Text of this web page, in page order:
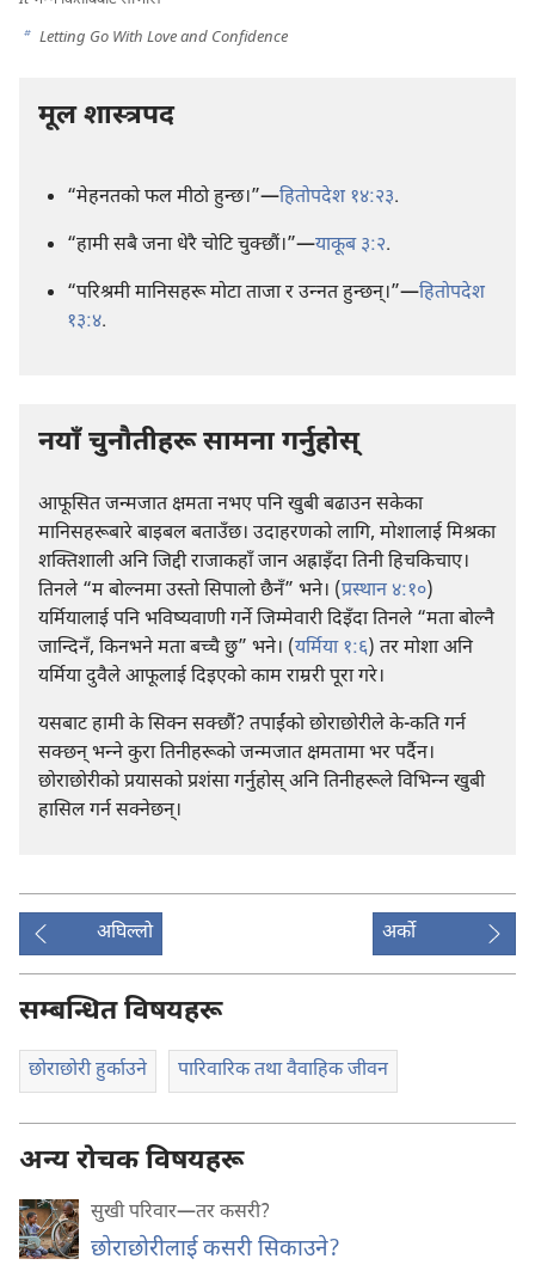
b Letting Go With Love and Confidence
मूल शास्त्रपद
“मेहनतको फल मीठो हुन्छ।”—हितोपदेश १४:२३.
“हामी सबै जना धेरै चोटि चुक्छौं।”—याकूब ३:२.
“परिश्रमी मानिसहरू मोटा ताजा र उन्‍नत हुन्छन्‌।”—हितोपदेश
१३:४.
नयाँ चुनौतीहरू सामना गर्नुहोस्‌
आफूसित जन्मजात क्षमता नभए पनि खुबी बढाउन सकेका
मानिसहरूबारे बाइबल बताउँछ। उदाहरणको लागि, मोशालाई मिश्रका
शक्‍तिशाली अनि जिद्दी राजाकहाँ जान अह्राइँदा तिनी हिचकिचाए।
तिनले “म बोल्नमा उस्तो सिपालो छैनँ” भने। (प्रस्थान ४:१०)
यर्मियालाई पनि भविष्यवाणी गर्ने जिम्मेवारी दिइँदा तिनले “मता बोल्नै
जान्दिनँ, किनभने मता बच्चै छु” भने। (यर्मिया १:६) तर मोशा अनि
यर्मिया दुवैले आफूलाई दिइएको काम राम्ररी पूरा गरे।
यसबाट हामी के सिक्न सक्छौं? तपाईंको छोराछोरीले के-कति गर्न
सक्छन्‌ भन्‍ने कुरा तिनीहरूको जन्मजात क्षमतामा भर पर्दैन।
छोराछोरीको प्रयासको प्रशंसा गर्नुहोस्‌ अनि तिनीहरूले विभिन्‍न खुबी
हासिल गर्न सक्नेछन्‌।
अघिल्लो अर्को
सम्बन्धित विषयहरू
छोराछोरी हुर्काउने पारिवारिक तथा वैवाहिक जीवन
अन्य रोचक विषयहरू
सुखी परिवार—तर कसरी?
छोराछोरीलाई कसरी सिकाउने?